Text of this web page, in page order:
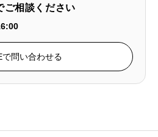
ご相談ください
で問い合わせる